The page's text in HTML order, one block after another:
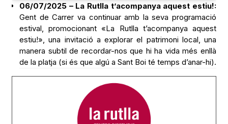
06/07/2025 – La Rutlla t’acompanya aquest estiu!:
Gent de Carrer va continuar amb la seva programació
estival, promocionant «La Rutlla t’acompanya aquest
estiu!», una invitació a explorar el patrimoni local, una
manera subtil de recordar-nos que hi ha vida més enllà
de la platja (si és que algú a Sant Boi té temps d’anar-hi).